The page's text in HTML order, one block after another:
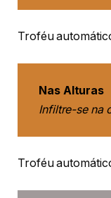
Troféu
Nas Alturas
Infiltre-se na
Troféu